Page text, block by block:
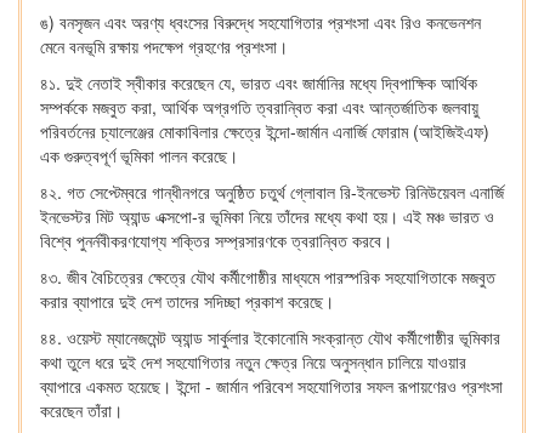
ঙ) বনসৃজন এবং অরণ্য ধ্বংসের বিরুদ্ধে সহযোগিতার প্রশংসা এবং রিও কনভেনশন
মেনে বনভূমি রক্ষায় পদক্ষেপ গ্রহণের প্রশংসা।
৪১. দুই নেতাই স্বীকার করেছেন যে, ভারত এবং জার্মানির মধ্যে দ্বিপাক্ষিক আর্থিক
সম্পর্ককে মজবুত করা, আর্থিক অগ্রগতি ত্বরান্বিত করা এবং আন্তর্জাতিক জলবায়ু
পরিবর্তনের চ্যালেঞ্জের মোকাবিলার ক্ষেত্রে ইন্দো-জার্মান এনার্জি ফোরাম (আইজিইএফ)
এক গুরুত্বপূর্ণ ভূমিকা পালন করেছে।
৪২. গত সেপ্টেম্বরে গান্ধীনগরে অনুষ্ঠিত চতুর্থ গ্লোবাল রি-ইনভেস্ট রিনিউয়েবল এনার্জি
ইনভেস্টর মিট অ্যান্ড এক্সপো-র ভূমিকা নিয়ে তাঁদের মধ্যে কথা হয়। এই মঞ্চ ভারত ও
বিশ্বে পুনর্নবীকরণযোগ্য শক্তির সম্প্রসারণকে ত্বরান্বিত করবে।
৪৩. জীব বৈচিত্রের ক্ষেত্রে যৌথ কর্মীগোষ্ঠীর মাধ্যমে পারস্পরিক সহযোগিতাকে মজবুত
করার ব্যাপারে দুই দেশ তাদের সদিচ্ছা প্রকাশ করেছে।
৪৪. ওয়েস্ট ম্যানেজমেন্ট অ্যান্ড সার্কুলার ইকোনোমি সংক্রান্ত যৌথ কর্মীগোষ্ঠীর ভূমিকার
কথা তুলে ধরে দুই দেশ সহযোগিতার নতুন ক্ষেত্র নিয়ে অনুসন্ধান চালিয়ে যাওয়ার
ব্যাপারে একমত হয়েছে। ইন্দো - জার্মান পরিবেশ সহযোগিতার সফল রূপায়ণেরও প্রশংসা
করেছেন তাঁরা।